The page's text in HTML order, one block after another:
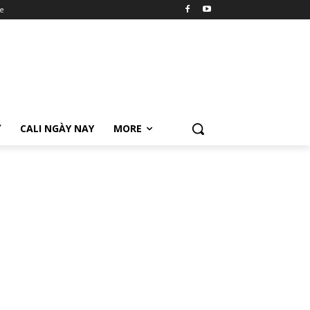
CALI NGÀY NAY MORE